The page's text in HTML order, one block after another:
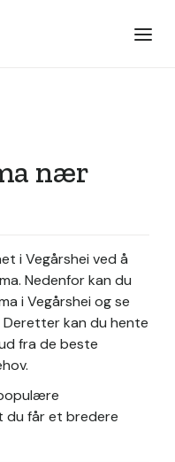
nær
i Vegårshei ved å
Nedenfor kan du
i Vegårshei og se
kan du hente
fra de beste
du får et bredere